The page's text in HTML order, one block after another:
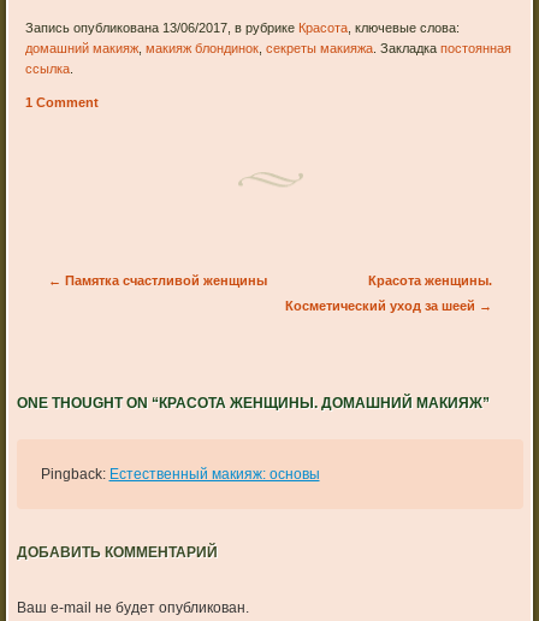
Запись опубликована 13/06/2017, в рубрике Красота , ключевые слова:
домашний макияж ,макияж блондинок ,секреты макияжа . Закладкапостоянная
ссылка
1 Comment
Post navigation
← Памятка счастливой женщины
Красота женщины.
Косметический уход за шеей →
ONE THOUGHT ON “КРАСОТА ЖЕНЩИНЫ. ДОМАШНИЙ МАКИЯЖ”
Pingback: Естественный макияж: основы
ДОБАВИТЬ КОММЕНТАРИЙ
Ваш e-mail не будет опубликован.